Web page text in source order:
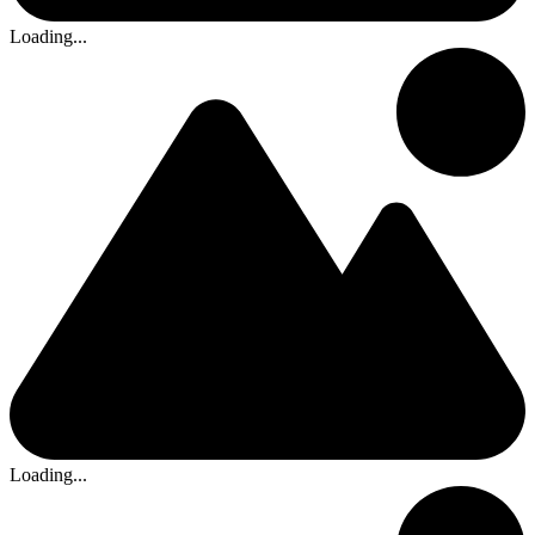
Loading...
Loading...